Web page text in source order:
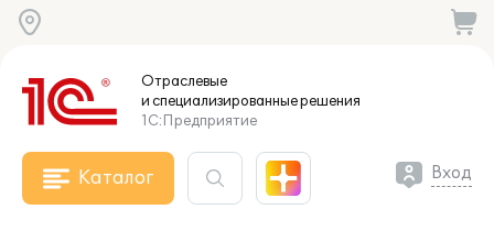
Отраслевые
и специализированныерешения
1С:Предприятие
Каталог Вход